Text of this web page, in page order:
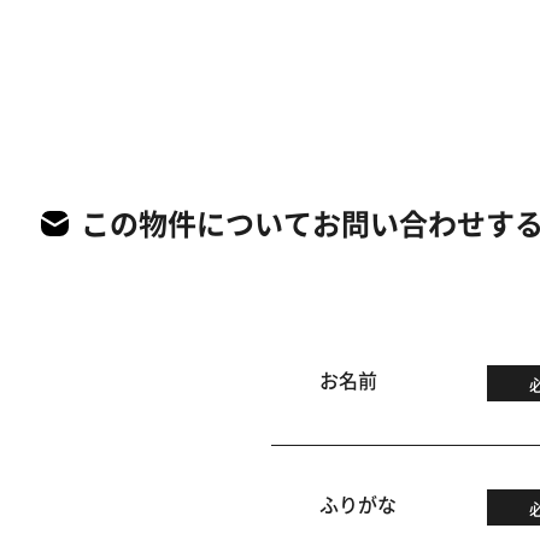
この物件についてお問い合わせする
お名前
ふりがな